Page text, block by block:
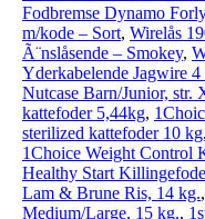
Fodbremse Dynamo
m/kode – Sort, Wirelås
Ã¨nslåsende – Smokey,
Yderkabelende Jagwire
Nutcase Barn/Junior, str.
kattefoder 5,44kg,
sterilized kattefoder 10 kg,
1Choice Weight Control
Healthy Start
Lam & Brune Ris, 14 kg.,
Medium/Large, 15 kg.,